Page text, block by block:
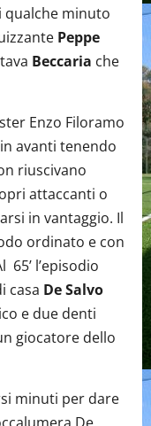
qualche minuto
Peppe
Beccaria che
Enzo Filoramo
avanti tenendo
riuscivano
attaccanti o
in vantaggio. Il
ordinato e con
l’episodio
casa De Salvo
e due denti
giocatore dello
minuti per dare